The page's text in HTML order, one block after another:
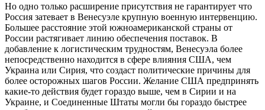
Но одно только расширение присутствия не гарантирует что
Россия затевает в Венесуэле крупную военную интервенцию.
Большее расстояние этой южноамериканской страны от
России растягивает линию обеспечения поставок. В
добавление к логистическим трудностям, Венесуэла более
непосредственно находится в сфере влияния США, чем
Украина или Сирия, что создаст политические причины для
более осторожных шагов России. Желание США предпринять
какие-то действия будет гораздо выше, чем в Сирии и на
Украине, и Соединенные Штаты могли бы гораздо быстрее